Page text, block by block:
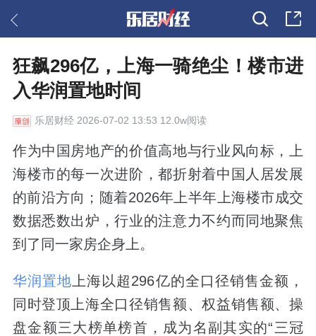
狂飙296亿，上海一骑绝尘！楼市进
入华润置地时间
乐居财经2026-07-02 13:53 12.0w阅读
作为中国房地产的价值高地与行业风向标，上
海楼市的每一次进阶，都折射着中国人居发展
的前沿方向；随着2026年上半年上海楼市成交
数据悉数出炉，行业的注意力不约而同地聚焦
到了同一家房企身上。
华润置地 上海以超296亿的全口径销售金额，
同时登顶上海全口径销售额、权益销售额、操
盘金额三大榜单榜首，成为名副其实的“三冠